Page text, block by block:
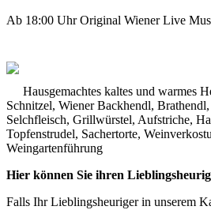
Ab 18:00 Uhr Original Wiener Live
Hausgemachtes kaltes und warmes
Schnitzel, Wiener Backhendl,
Selchfleisch, Grillwürstel, Aufstriche,
Topfenstrudel, Sachertorte,
Weingartenführung
Hier können Sie ihren
Falls Ihr Lieblingsheuriger in unserem